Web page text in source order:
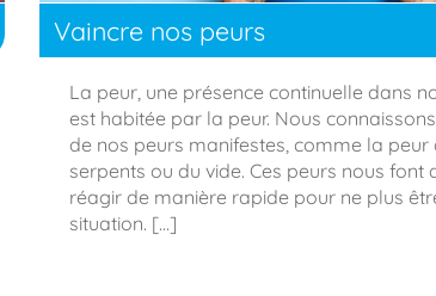
Vaincre nos peurs
La peur, une présence continuelle dans
est habitée par la peur. Nous
de nos peurs manifestes, comme la peur
serpents ou du vide. Ces peurs nous font
réagir de manière rapide pour ne plus
situation. […]